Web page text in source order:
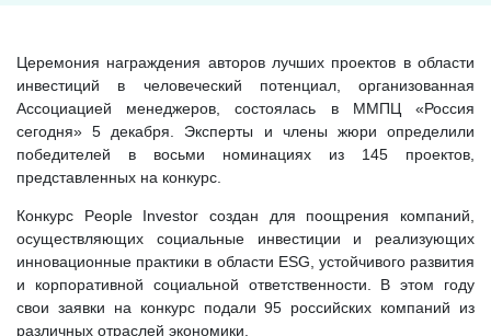
Церемония награждения авторов лучших проектов в области
инвестиций в человеческий потенциал, организованная
Ассоциацией менеджеров, состоялась в ММПЦ «Россия
сегодня» 5 декабря. Эксперты и члены жюри определили
победителей в восьми номинациях из 145 проектов,
представленных на конкурс.
Конкурс People Investor создан для поощрения компаний,
осуществляющих социальные инвестиции и реализующих
инновационные практики в области ESG, устойчивого развития
и корпоративной социальной ответственности. В этом году
свои заявки на конкурс подали 95 российских компаний из
различных отраслей экономики.